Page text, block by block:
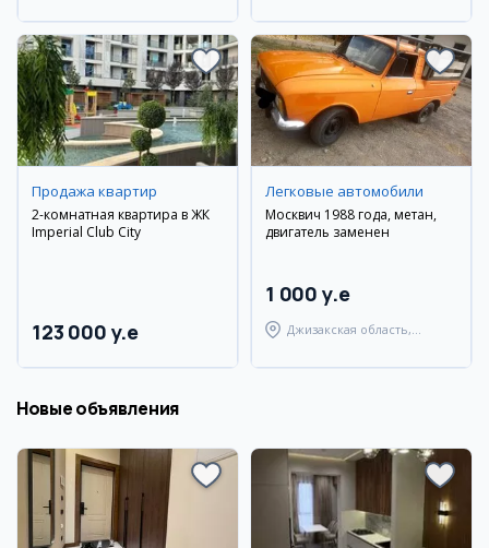
Продажа квартир
2-комнатная квартира в ЖК
Imperial Club City
123 000 y.e
Легковые автомобили
Москвич 1988 года, метан,
двигатель заменен
1 000 y.e
Джизакская область,
Новые объявления